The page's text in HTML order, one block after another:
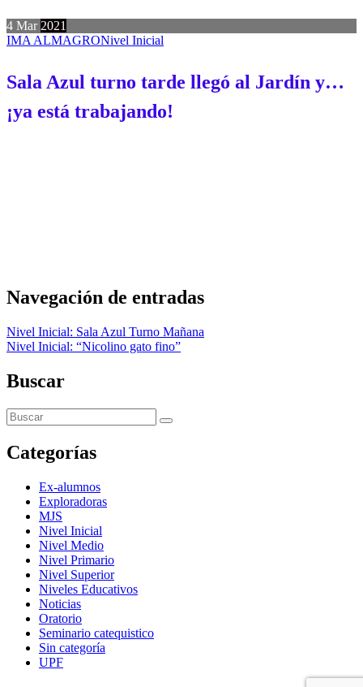
4 Mar2021
IMA ALMAGRONivel Inicial
Sala Azul turno tarde llegó al Jardín y…
¡ya está trabajando!
Navegación de entradas
Nivel Inicial: Sala Azul Turno Mañana
Nivel Inicial: “Nicolino gato fino”
Buscar
Categorías
Ex-alumnos
Exploradoras
MJS
Nivel Inicial
Nivel Medio
Nivel Primario
Nivel Superior
Niveles Educativos
Noticias
Oratorio
Seminario catequistico
Sin categoría
UPF